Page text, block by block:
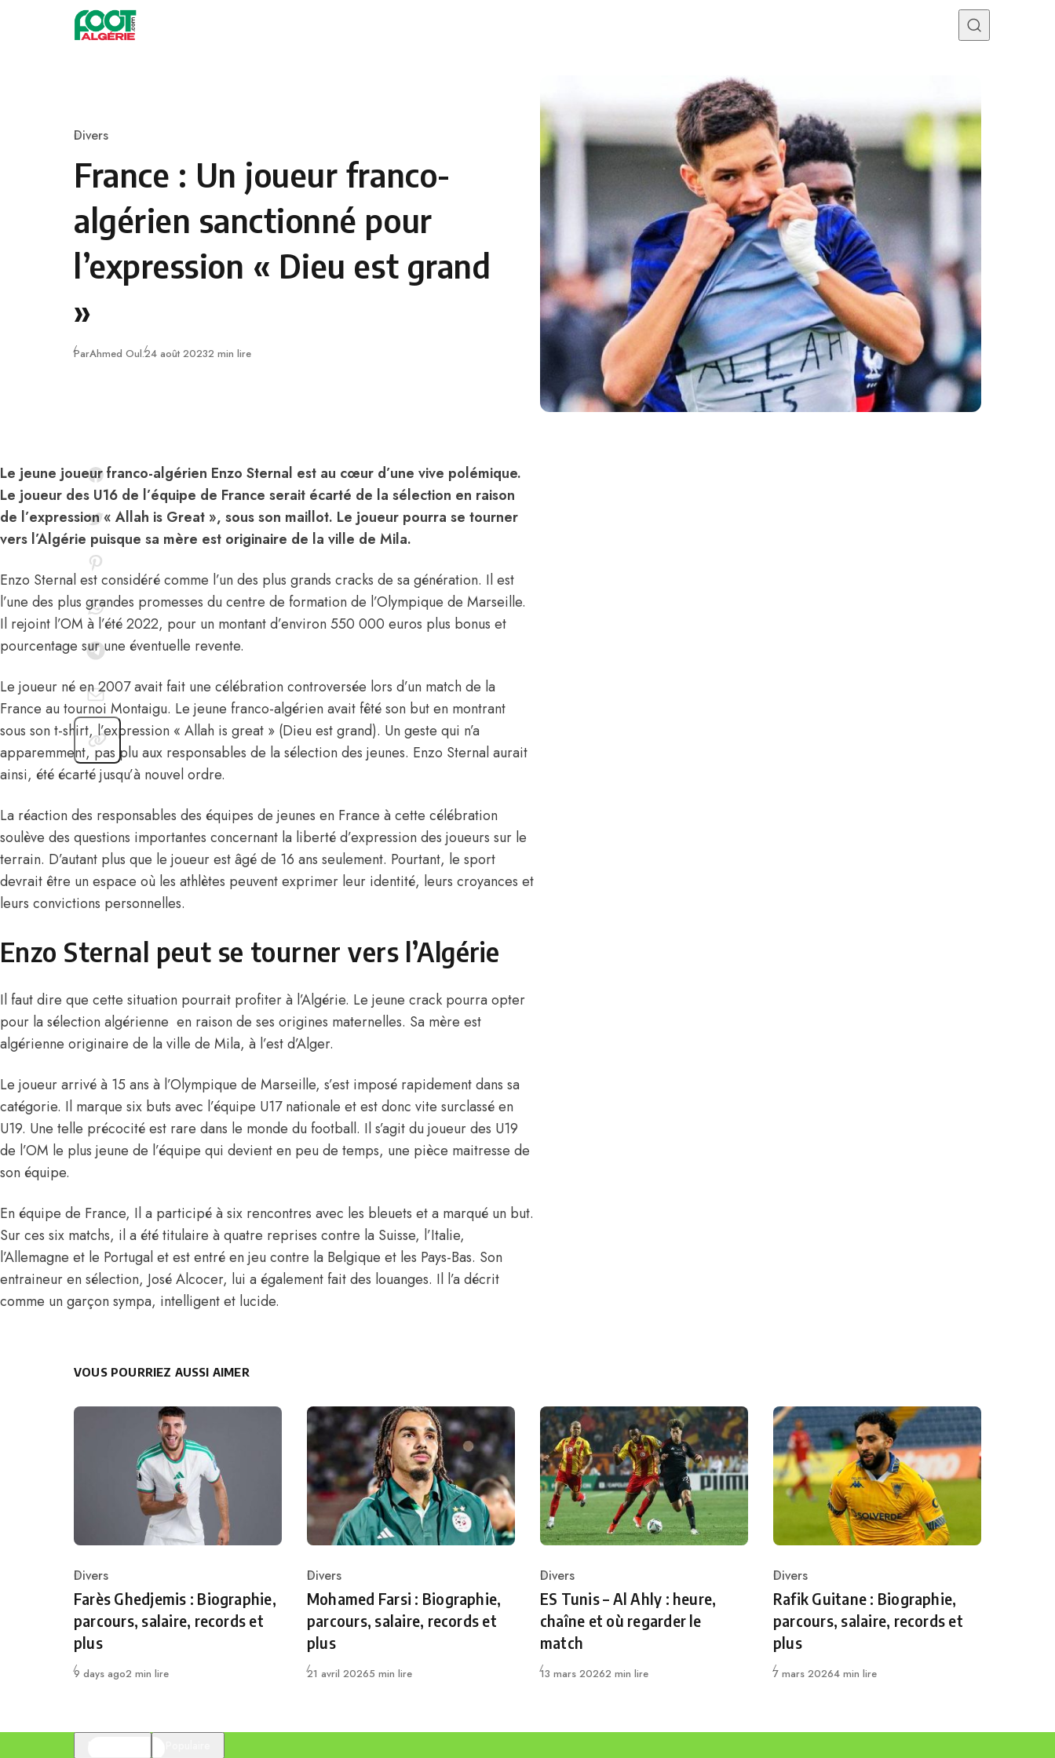
Skip to content
Category
Divers
France : Un joueur franco-
algérien sanctionné pour
l’expression « Dieu est grand
»
ParAhmed Oul.Publié
24 août 20232 min lire
Le jeune joueur franco-algérien Enzo Sternal est au cœur d’une vive polémique.
Le joueur des U16 de l’équipe de France serait écarté de la sélection en raison
de l’expression « Allah is Great », sous son maillot. Le joueur pourra se tourner
vers l’Algérie puisque sa mère est originaire de la ville de Mila.
Enzo Sternal est considéré comme l’un des plus grands cracks de sa génération. Il est
l’une des plus grandes promesses du centre de formation de l’Olympique de Marseille.
Il rejoint l’OM à l’été 2022, pour un montant d’environ 550 000 euros plus bonus et
pourcentage sur une éventuelle revente.
Le joueur né en 2007 avait fait une célébration controversée lors d’un match de la
France au tournoi Montaigu. Le jeune franco-algérien avait fêté son but en montrant
sous son t-shirt, l’expression « Allah is great » (Dieu est grand). Un geste qui n’a
apparemment, pas plu aux responsables de la sélection des jeunes. Enzo Sternal aurait
ainsi, été écarté jusqu’à nouvel ordre.
La réaction des responsables des équipes de jeunes en France à cette célébration
soulève des questions importantes concernant la liberté d’expression des joueurs sur le
terrain. D’autant plus que le joueur est âgé de 16 ans seulement. Pourtant, le sport
devrait être un espace où les athlètes peuvent exprimer leur identité, leurs croyances et
leurs convictions personnelles.
Enzo Sternal peut se tourner vers l’Algérie
Il faut dire que cette situation pourrait profiter à l’Algérie. Le jeune crack pourra opter
pour la sélection algérienne en raison de ses origines maternelles. Sa mère est
algérienne originaire de la ville de Mila, à l’est d’Alger.
Le joueur arrivé à 15 ans à l’Olympique de Marseille, s’est imposé rapidement dans sa
catégorie. Il marque six buts avec l’équipe U17 nationale et est donc vite surclassé en
U19. Une telle précocité est rare dans le monde du football. Il s’agit du joueur des U19
de l’OM le plus jeune de l’équipe qui devient en peu de temps, une pièce maitresse de
son équipe.
En équipe de France, Il a participé à six rencontres avec les bleuets et a marqué un but.
Sur ces six matchs, il a été titulaire à quatre reprises contre la Suisse, l’Italie,
l’Allemagne et le Portugal et est entré en jeu contre la Belgique et les Pays-Bas. Son
entraineur en sélection, José Alcocer, lui a également fait des louanges. Il l’a décrit
comme un garçon sympa, intelligent et lucide.
VOUS POURRIEZ AUSSI AIMER
Category
Divers
Farès Ghedjemis : Biographie,
parcours, salaire, records et
plus
Publié
9 days ago2 min lire
Category
Divers
Mohamed Farsi : Biographie,
parcours, salaire, records et
plus
Publié
21 avril 20265 min lire
Category
Divers
ES Tunis – Al Ahly : heure,
chaîne et où regarder le
match
Publié
13 mars 20262 min lire
Category
Divers
Rafik Guitane : Biographie,
parcours, salaire, records et
plus
Publié
7 mars 20264 min lire